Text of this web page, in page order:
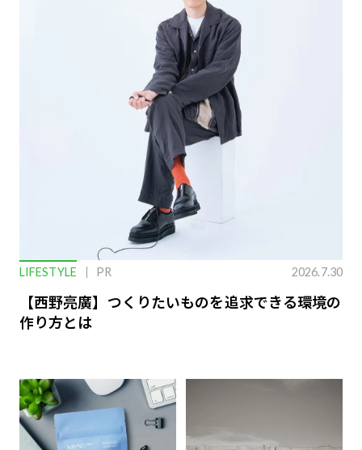
LIFESTYLE PR 2026.7.30
【西野亮廣】つくりたいものを追求できる環境の
作り方とは